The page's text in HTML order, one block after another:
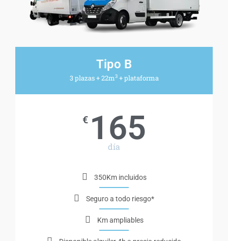
Tipo B
3 plazas + 22m3+ plataforma
€ 165
día
350Km incluidos
Seguro a todo riesgo*
Km ampliables